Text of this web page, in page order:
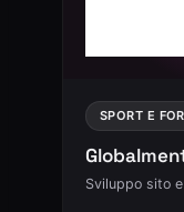
SPORT E
Sviluppo sito